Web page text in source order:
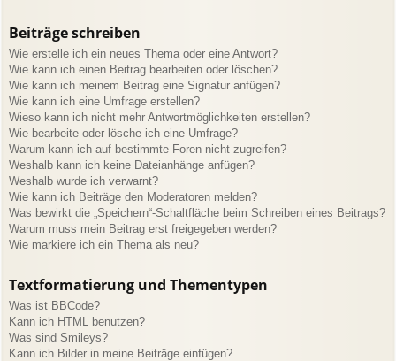
Beiträge schreiben
Wie erstelle ich ein neues Thema oder eine Antwort?
Wie kann ich einen Beitrag bearbeiten oder löschen?
Wie kann ich meinem Beitrag eine Signatur anfügen?
Wie kann ich eine Umfrage erstellen?
Wieso kann ich nicht mehr Antwortmöglichkeiten erstellen?
Wie bearbeite oder lösche ich eine Umfrage?
Warum kann ich auf bestimmte Foren nicht zugreifen?
Weshalb kann ich keine Dateianhänge anfügen?
Weshalb wurde ich verwarnt?
Wie kann ich Beiträge den Moderatoren melden?
Was bewirkt die „Speichern“-Schaltfläche beim Schreiben eines Beitrags?
Warum muss mein Beitrag erst freigegeben werden?
Wie markiere ich ein Thema als neu?
Textformatierung und Thementypen
Was ist BBCode?
Kann ich HTML benutzen?
Was sind Smileys?
Kann ich Bilder in meine Beiträge einfügen?